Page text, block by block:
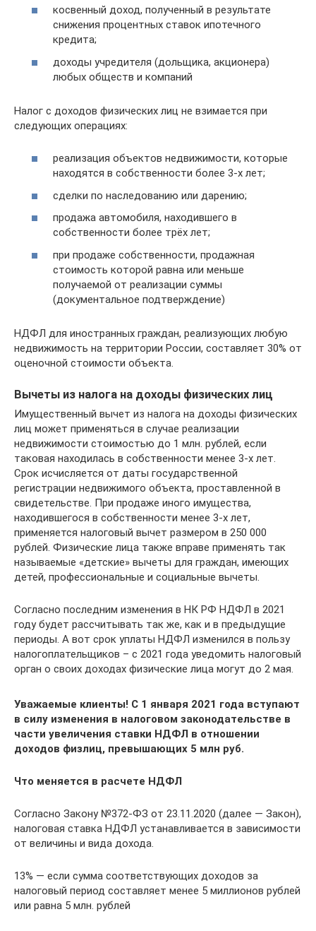
косвенный доход, полученный в результате
снижения процентных ставок ипотечного
кредита;
доходы учредителя (дольщика, акционера)
любых обществ и компаний
Налог с доходов физических лиц не взимается при
следующих операциях:
реализация объектов недвижимости, которые
находятся в собственности более 3-х лет;
сделки по наследованию или дарению;
продажа автомобиля, находившего в
собственности более трёх лет;
при продаже собственности, продажная
стоимость которой равна или меньше
получаемой от реализации суммы
(документальное подтверждение)
НДФЛ для иностранных граждан, реализующих любую
недвижимость на территории России, составляет 30% от
оценочной стоимости объекта.
Вычеты из налога на доходы физических лиц
Имущественный вычет из налога на доходы физических
лиц может применяться в случае реализации
недвижимости стоимостью до 1 млн. рублей, если
таковая находилась в собственности менее 3-х лет.
Срок исчисляется от даты государственной
регистрации недвижимого объекта, проставленной в
свидетельстве. При продаже иного имущества,
находившегося в собственности менее 3-х лет,
применяется налоговый вычет размером в 250 000
рублей. Физические лица также вправе применять так
называемые «детские» вычеты для граждан, имеющих
детей, профессиональные и социальные вычеты.
Согласно последним изменения в НК РФ НДФЛ в 2021
году будет рассчитывать так же, как и в предыдущие
периоды. А вот срок уплаты НДФЛ изменился в пользу
налогоплательщиков – с 2021 года уведомить налоговый
орган о своих доходах физические лица могут до 2 мая.
Уважаемые клиенты! С 1 января 2021 года вступают
в силу изменения в налоговом законодательстве в
части увеличения ставки НДФЛ в отношении
доходов физлиц, превышающих 5 млн руб.
Что меняется в расчете НДФЛ
Согласно Закону №372-ФЗ от 23.11.2020 (далее — Закон),
налоговая ставка НДФЛ устанавливается в зависимости
от величины и вида дохода.
13% — если сумма соответствующих доходов за
налоговый период составляет менее 5 миллионов рублей
или равна 5 млн. рублей